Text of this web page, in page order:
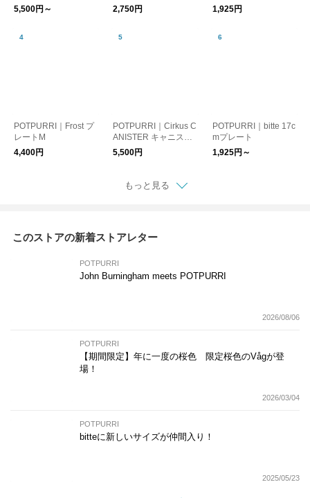
5,500円～
2,750円
1,925円
POTPURRI｜Frost プ
レートM
4,400円
POTPURRI｜Cirkus C
ANISTER キャニスタ
ー
5,500円
POTPURRI｜bitte 17c
mプレート
1,925円～
もっと見る
このストアの新着ストアレター
POTPURRI
John Burningham meets POTPURRI
2026/08/06
POTPURRI
【期間限定】年に一度の桜色 限定桜色のVågが登
場！
2026/03/04
POTPURRI
bitteに新しいサイズが仲間入り！
2025/05/23